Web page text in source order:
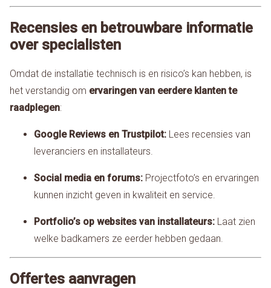
Recensies en betrouwbare informatie
over specialisten
Omdat de installatie technisch is en risico’s kan hebben, is
het verstandig om ervaringen van eerdere klanten te
raadplegen:
Google Reviews en Trustpilot:Lees recensies van
leveranciers en installateurs.
Social media en forums:Projectfoto’s en ervaringen
kunnen inzicht geven in kwaliteit en service.
Portfolio’s op websites van installateurs:Laat zien
welke badkamers ze eerder hebben gedaan.
Offertes aanvragen